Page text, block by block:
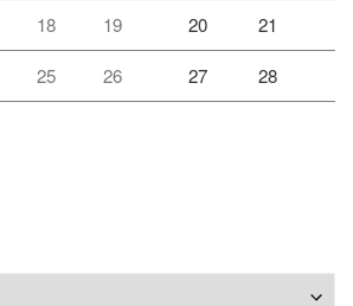
18 19 20 21
25 26 27
28